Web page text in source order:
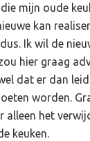
mijn oude
kan
Ik wil de
hier graag
dat er dan
worden.
het
keuken.